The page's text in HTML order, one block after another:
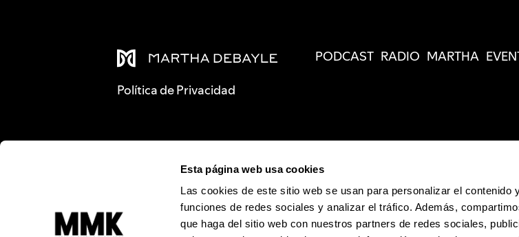
Esta página web usa cookies
Las cookies de este sitio web se usan para personalizar el contenido
funciones de redes sociales y analizar el tráfico. Además,
que haga del sitio web con nuestros partners de redes sociales,
Política de Privacidad
PODCAST RADIO MARTHA